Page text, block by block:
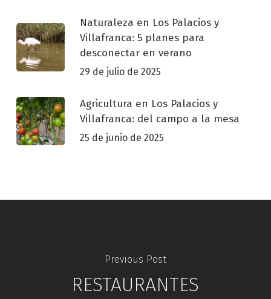
Naturaleza en Los Palacios y
Villafranca: 5 planes para
desconectar en verano
29 de julio de 2025
Agricultura en Los Palacios y
Villafranca: del campo a la mesa
25 de junio de 2025
Previous Post
RESTAURANTES